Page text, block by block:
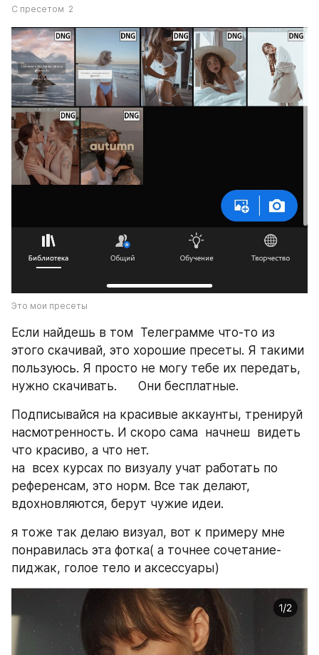
С пресетом  2
Это мои пресеты
Если найдешь в том  Телеграмме что-то из
этого скачивай, это хорошие пресеты. Я такими
пользуюсь. Я просто не могу тебе их передать,
нужно скачивать.      Они бесплатные.
Подписывайся на красивые аккаунты, тренируй
насмотренность. И скоро сама  начнеш  видеть
что красиво, а что нет.
на  всех курсах по визуалу учат работать по
референсам, это норм. Все так делают,
вдохновляются, берут чужие идеи.
я тоже так делаю визуал, вот к примеру мне
понравилась эта фотка( а точнее сочетание-
пиджак, голое тело и аксессуары)